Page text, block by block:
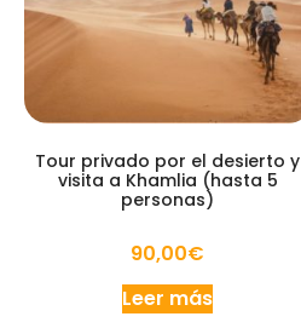
Tour privado por el desierto y
visita a Khamlia (hasta 5
personas)
90,00€
Leer más